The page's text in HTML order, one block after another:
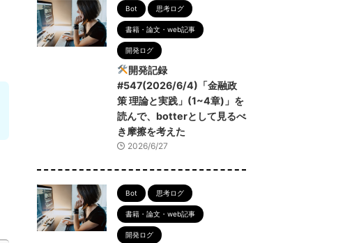
Bot 思考ログ
書籍・論文・web記事
開発ログ
開発記録
#547(2026/6/4)「金融政
策 理論と実践」(1~4章)」を
読んで、botterとして見るべ
き摩擦を考えた
2026/6/27
Bot 思考ログ
書籍・論文・web記事
開発ログ